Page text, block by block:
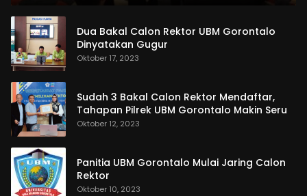
Dua Bakal Calon Rektor UBM Gorontalo
Dinyatakan Gugur
Oktober 17, 2023
Sudah 3 Bakal Calon Rektor Mendaftar,
Tahapan Pilrek UBM Gorontalo Makin Seru
Oktober 12, 2023
Panitia UBM Gorontalo Mulai Jaring Calon
Rektor
Oktober 10, 2023